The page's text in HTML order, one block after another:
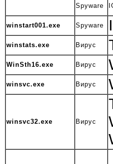
Spyware
winstart001.exe Spyware
winstats.exe Вирус
WinSth16.exe Вирус
winsvc.exe Вирус
winsvc32.exe Вирус